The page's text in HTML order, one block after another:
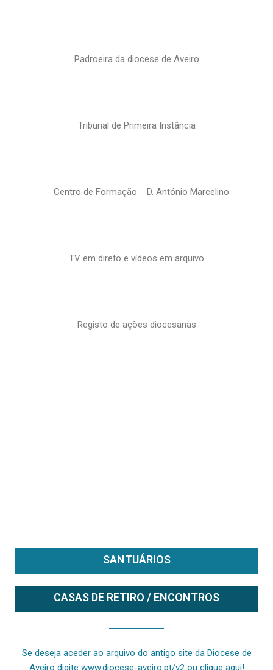
Padroeira da diocese de Aveiro
Tribunal de Primeira Instância
Centro de Formação D. António Marcelino
TV em direto e vídeos em arquivo
Registo de ações diocesanas
SANTUÁRIOS
CASAS DE RETIRO / ENCONTROS
Se deseja aceder ao arquivo do antigo site da Diocese de
Aveiro digite www.diocese-aveiro.pt/v2 ou clique aqui!